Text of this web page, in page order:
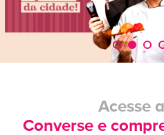
Acesse
Converse e